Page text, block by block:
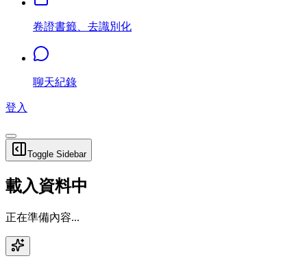
卷證書籤、去識別化
聊天紀錄
登入
Toggle Sidebar
載入資料中
正在準備內容...